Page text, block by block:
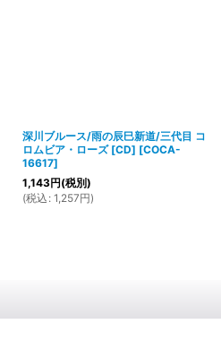
深川ブルース/雨の辰巳新道/三代目 コ
ロムビア・ローズ [CD] [COCA-
16617]
1,143円(税別)
(税込 : 1,257円)